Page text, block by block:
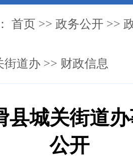
首页 >> 政务公开 >>
街道办 >> 财政信息
县城关街道
公开